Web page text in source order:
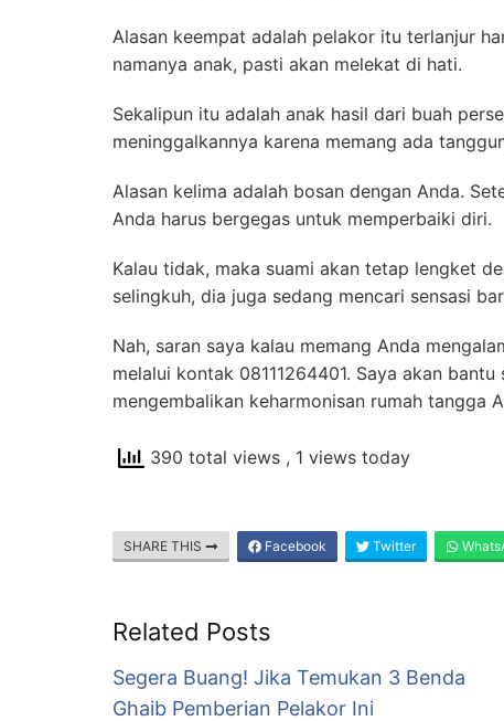
Alasan keempat adalah pelakor itu terlanjur
namanya anak, pasti akan melekat di hati.
Sekalipun itu adalah anak hasil dari buah
meninggalkannya karena memang ada
Alasan kelima adalah bosan dengan Anda.
Anda harus bergegas untuk memperbaiki diri.
Kalau tidak, maka suami akan tetap lengket
selingkuh, dia juga sedang mencari sensasi
Nah, saran saya kalau memang Anda
melalui kontak 08111264401. Saya akan
mengembalikan keharmonisan rumah tangga
390 total views , 1 views today
SHARE THIS Facebook Twitter
Related Posts
Segera Buang! Jika Temukan 3 Benda
Ghaib Pemberian Pelakor Ini